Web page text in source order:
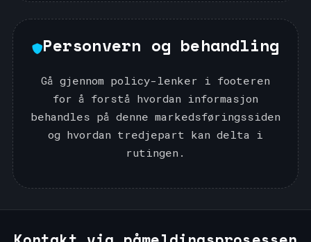
Personvern og behandling
Gå gjennom policy-lenker i footeren
for å forstå hvordan informasjon
behandles på denne markedsføringssiden
og hvordan tredjepart kan delta i
rutingen.